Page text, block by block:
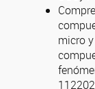
micro